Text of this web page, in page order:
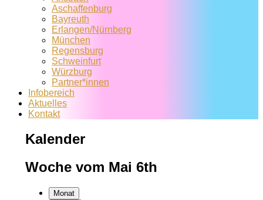
Aschaffenburg
Bayreuth
Erlangen/Nürnberg
München
Regensburg
Schweinfurt
Würzburg
Partner*innen
Infobereich
Aktuelles
Kontakt
Kalender
Woche vom Mai 6th
Monat